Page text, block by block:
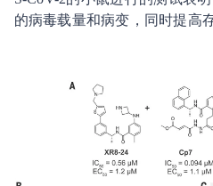
的病毒载量和病变，同时提高